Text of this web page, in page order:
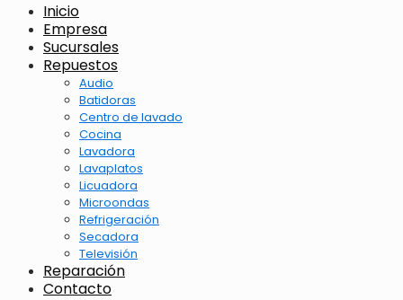
Inicio
Empresa
Sucursales
Repuestos
Audio
Batidoras
Centro de lavado
Cocina
Lavadora
Lavaplatos
Licuadora
Microondas
Refrigeración
Secadora
Televisión
Reparación
Contacto